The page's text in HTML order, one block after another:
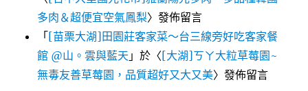
多肉＆超便宜空氣鳳梨〉發佈留言
「[苗栗大湖]田園莊客家菜～台三線旁好吃客家餐
館 @山。雲與藍天 」於〈[大湖]ㄎㄚ大粒草莓園~
無毒友善草莓園，品質超好又大又美〉發佈留言